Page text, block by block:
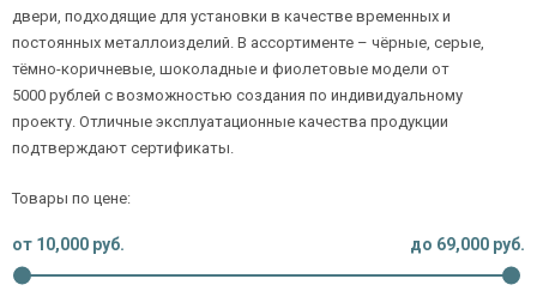
Установка
Галерея
Акции
О компании
двери, подходящие для установки в качестве временных и
постоянных металлоизделий. В ассортименте – чёрные, серые,
тёмно-коричневые, шоколадные и фиолетовые модели от
5000 рублей с возможностью создания по индивидуальному
проекту. Отличные эксплуатационные качества продукции
подтверждают сертификаты.
Товары по цене:
от 10,000 руб. до 69,000 руб.